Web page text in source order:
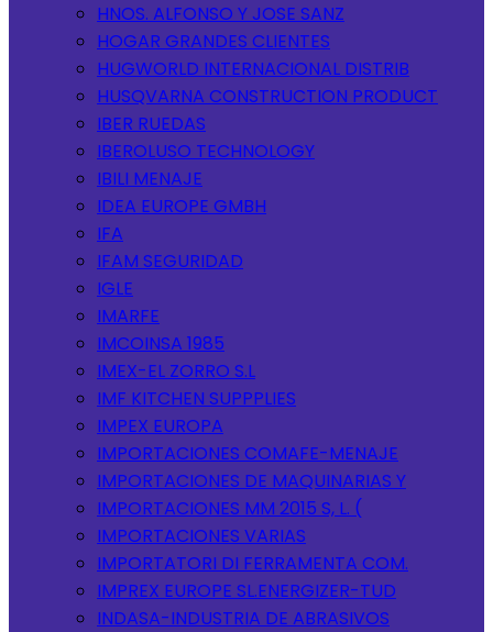
HNOS. ALFONSO Y JOSE SANZ
HOGAR GRANDES CLIENTES
HUGWORLD INTERNACIONAL DISTRIB
HUSQVARNA CONSTRUCTION PRODUCT
IBER RUEDAS
IBEROLUSO TECHNOLOGY
IBILI MENAJE
IDEA EUROPE GMBH
IFA
IFAM SEGURIDAD
IGLE
IMARFE
IMCOINSA 1985
IMEX-EL ZORRO S.L
IMF KITCHEN SUPPPLIES
IMPEX EUROPA
IMPORTACIONES COMAFE-MENAJE
IMPORTACIONES DE MAQUINARIAS Y
IMPORTACIONES MM 2015 S, L. (
IMPORTACIONES VARIAS
IMPORTATORI DI FERRAMENTA COM.
IMPREX EUROPE SL.ENERGIZER-TUD
INDASA-INDUSTRIA DE ABRASIVOS